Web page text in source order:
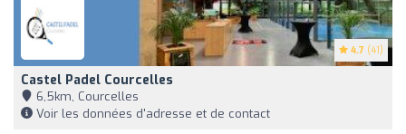
4.7 (41)
Castel Padel Courcelles
6,5km, Courcelles
Voir les données d'adresse et de contact